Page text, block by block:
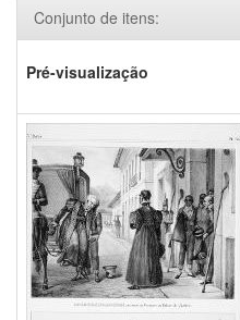
Conjunto de itens:
Pré-visualização